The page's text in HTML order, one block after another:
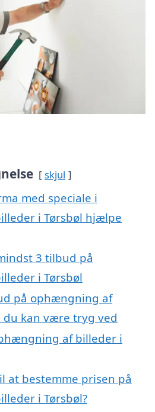
skjul
med speciale i
i Tørsbøl hjælpe
3 tilbud på
i Tørsbøl
på ophængning af
du kan være tryg ved
af billeder i
at bestemme prisen på
i Tørsbøl?